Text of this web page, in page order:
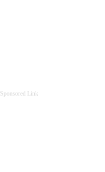
Sponsored Link